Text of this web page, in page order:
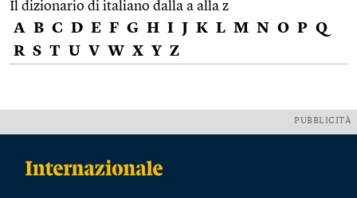
Il dizionario di italiano dalla a alla z
A B C D E F G H I J K L M N O P Q
R S T U V W X Y Z
PUBBLICITÀ